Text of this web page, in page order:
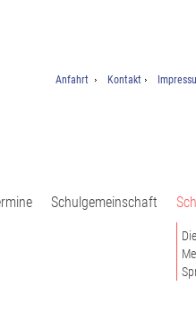
Anfahrt Kontakt
Schulgemeinschaft